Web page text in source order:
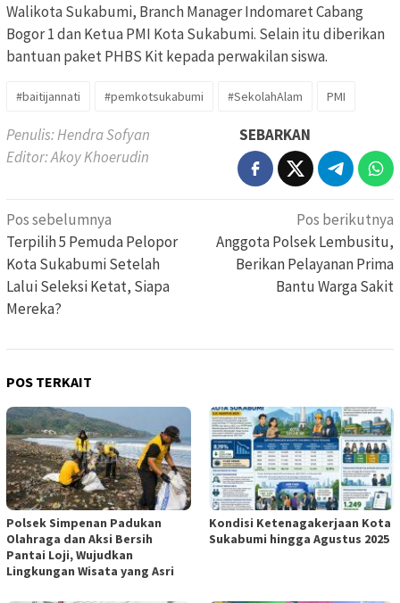
Walikota Sukabumi, Branch Manager Indomaret Cabang
Bogor 1 dan Ketua PMI Kota Sukabumi. Selain itu diberikan
bantuan paket PHBS Kit kepada perwakilan siswa.
#baitijannati #pemkotsukabumi #SekolahAlam PMI
Penulis: Hendra Sofyan
Editor: Akoy Khoerudin
SEBARKAN
Navigasi
pos
Pos sebelumnya
Terpilih 5 Pemuda Pelopor
Kota Sukabumi Setelah
Lalui Seleksi Ketat, Siapa
Mereka?
Pos berikutnya
Anggota Polsek Lembusitu,
Berikan Pelayanan Prima
Bantu Warga Sakit
POS TERKAIT
Polsek Simpenan Padukan
Olahraga dan Aksi Bersih
Pantai Loji, Wujudkan
Lingkungan Wisata yang Asri
Kondisi Ketenagakerjaan Kota
Sukabumi hingga Agustus 2025